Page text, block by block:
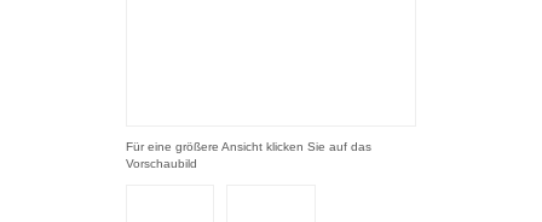
Für eine größere Ansicht klicken Sie auf das
Vorschaubild